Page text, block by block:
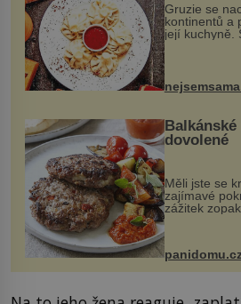
Gruzie se
kontinentů a
její kuchyně.
evropské a
pokrmy,
dovolené
Měli jste se
zajímavé
zážitek
snazšího.
Možná jste ji
bývalé